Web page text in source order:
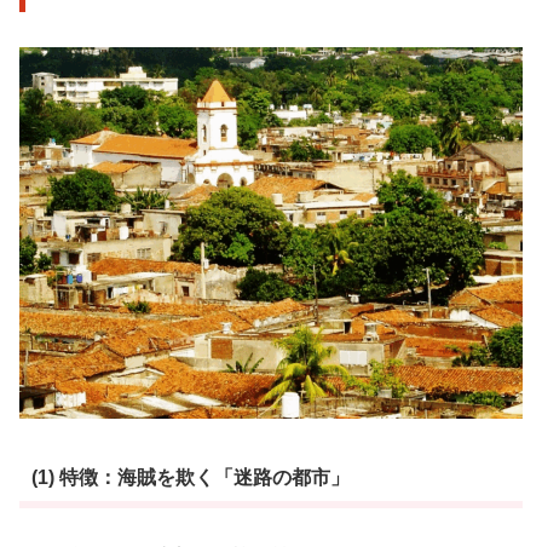
(1) 特徴：海賊を欺く「迷路の都市」